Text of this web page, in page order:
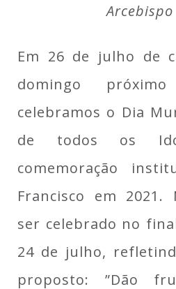
Em 26 de julho de
domingo
celebramos o Dia
de todos os
comemoração
Francisco em 2021 .
ser celebrado no
24 de julho,
proposto: ”Dão